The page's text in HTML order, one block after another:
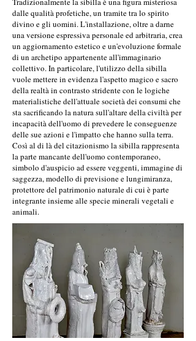
dalle qualità profetiche, un tramite tra lo spirito
divino e gli uomini. L'installazione, oltre a darne
una versione espressiva personale ed arbitraria, crea
un aggiornamento estetico e un'evoluzione formale
di un archetipo appartenente all'immaginario
collettivo. In particolare, l'utilizzo della sibilla
vuole mettere in evidenza l'aspetto magico e sacro
della realtà in contrasto stridente con le logiche
materialistiche dell'attuale società dei consumi che
sta sacrificando la natura sull'altare della civiltà per
incapacità dell'uomo di prevedere le conseguenze
delle sue azioni e l'impatto che hanno sulla terra.
Così al di là del citazionismo la sibilla rappresenta
la parte mancante dell'uomo contemporaneo,
simbolo d'auspicio ad essere veggenti, immagine di
saggezza, modello di previsione e lungimiranza,
protettore del patrimonio naturale di cui è parte
integrante insieme alle specie minerali vegetali e
animali.